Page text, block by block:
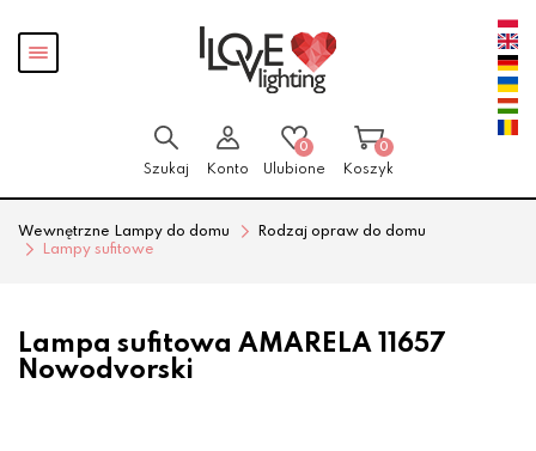
Pokaż
menu
Szukaj Konto
0
Ulubione
0
Koszyk
Wewnętrzne Lampy do domu
Rodzaj opraw do domu
Lampy sufitowe
Lampa sufitowa AMARELA 11657
Nowodvorski